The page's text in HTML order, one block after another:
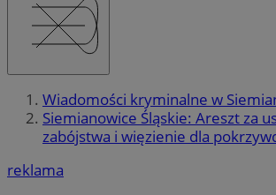
Wiadomości kryminalne w
Siemianowice Śląskie: Areszt za
zabójstwa i więzienie dla
reklama